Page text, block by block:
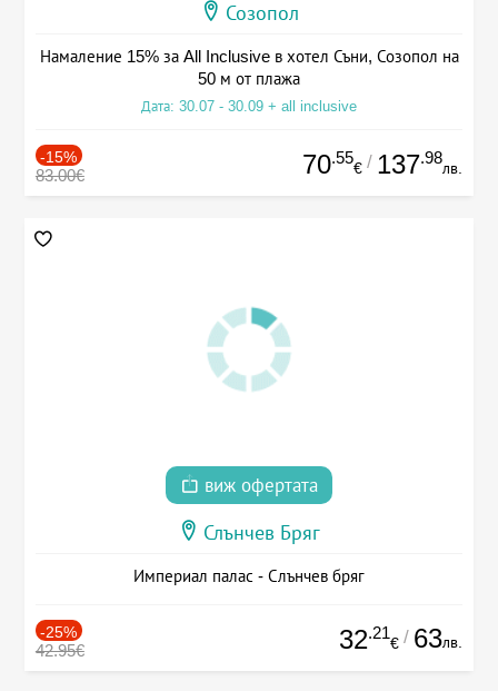
Созопол
Намаление 15% за All Inclusive в хотел Съни, Созопол на
50 м от плажа
Дата: 30.07 - 30.09 + all inclusive
-15%
83.00€ 70.55
€ / 137.98
лв.
виж офертата
Слънчев Бряг
Империал палас - Слънчев бряг
-25%
42.95€ 32.21
€ / 63лв.